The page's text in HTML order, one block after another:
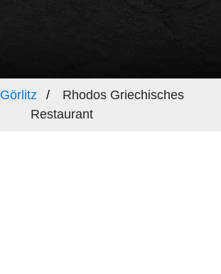
Görlitz
Rhodos Griechisches
Restaurant